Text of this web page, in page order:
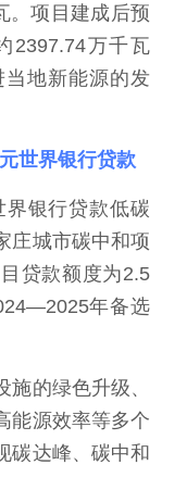
。项目建成后预
2397.74万千瓦
地新能源的发
世界银行贷款
银行贷款低碳
庄城市碳中和项
贷款额度为2.5
年备选
的绿色升级、
能源效率等多个
碳达峰、碳中和